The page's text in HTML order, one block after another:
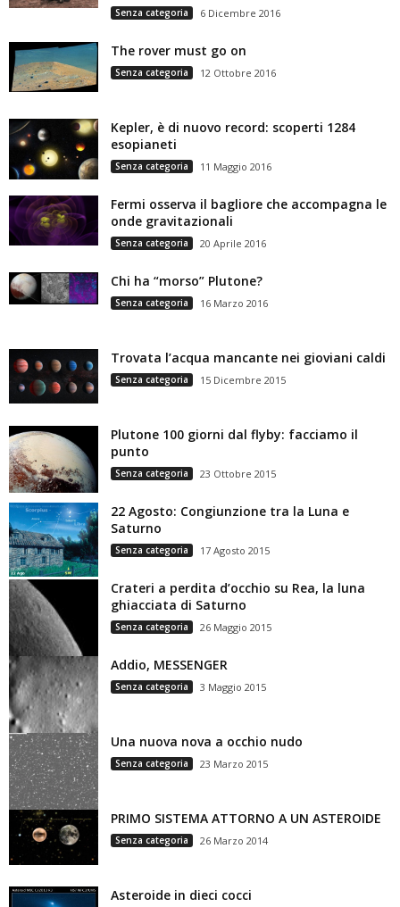
Senza categoria 6 Dicembre 2016
The rover must go on
Senza categoria 12 Ottobre 2016
Kepler, è di nuovo record: scoperti 1284
esopianeti
Senza categoria 11 Maggio 2016
Fermi osserva il bagliore che accompagna le
onde gravitazionali
Senza categoria 20 Aprile 2016
Chi ha “morso” Plutone?
Senza categoria 16 Marzo 2016
Trovata l’acqua mancante nei gioviani caldi
Senza categoria 15 Dicembre 2015
Plutone 100 giorni dal flyby: facciamo il
punto
Senza categoria 23 Ottobre 2015
22 Agosto: Congiunzione tra la Luna e
Saturno
Senza categoria 17 Agosto 2015
Crateri a perdita d’occhio su Rea, la luna
ghiacciata di Saturno
Senza categoria 26 Maggio 2015
Addio, MESSENGER
Senza categoria 3 Maggio 2015
Una nuova nova a occhio nudo
Senza categoria 23 Marzo 2015
PRIMO SISTEMA ATTORNO A UN ASTEROIDE
Senza categoria 26 Marzo 2014
Asteroide in dieci cocci